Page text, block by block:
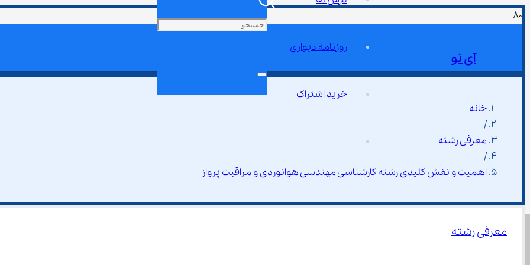
آی نو
روزنامه دیواری
خرید اشتراک
خانه
/
معرفی رشته
/
اهمیت و نقش کلیدی رشته کارشناسی مهندسی هوانوردی و مراقبت پرواز
معرفی رشته